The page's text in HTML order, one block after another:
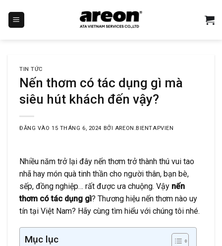
nội
TIN TỨC
Nến thơm có tác dụng gì mà
siêu hút khách đến vậy?
ĐĂNG VÀO15 THÁNG 6, 2024 BỞI AREON.BIENTAPVIEN
Nhiều năm trở lại đây nến thơm trở thành thú vui tao
nhã hay món quà tinh thần cho người thân, bạn bè,
sếp, đồng nghiệp… rất được ưa chuộng. Vậy nến
thơm có tác dụng gì? Thương hiệu nến thơm nào uy
tín tại Việt Nam? Hãy cùng tìm hiểu với chúng tôi nhé.
Mục lục